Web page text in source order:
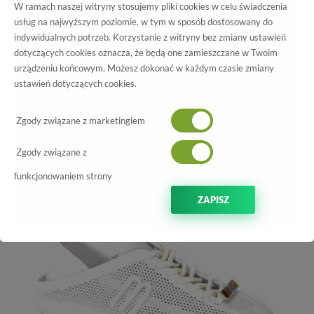
Wszystkie produkty
Sneakersy Letnie M31597 30001
White
Sneakersy Letnie M31597 30001 White
W ramach naszej witryny stosujemy pliki cookies w celu świadczenia
usług na najwyższym poziomie, w tym w sposób dostosowany do
indywidualnych potrzeb. Korzystanie z witryny bez zmiany ustawień
dotyczących cookies oznacza, że będą one zamieszczane w Twoim
urządzeniu końcowym. Możesz dokonać w każdym czasie zmiany
ustawień dotyczących cookies.
Zgody związane z marketingiem
Zgody związane z
funkcjonowaniem strony
ZAPISZ